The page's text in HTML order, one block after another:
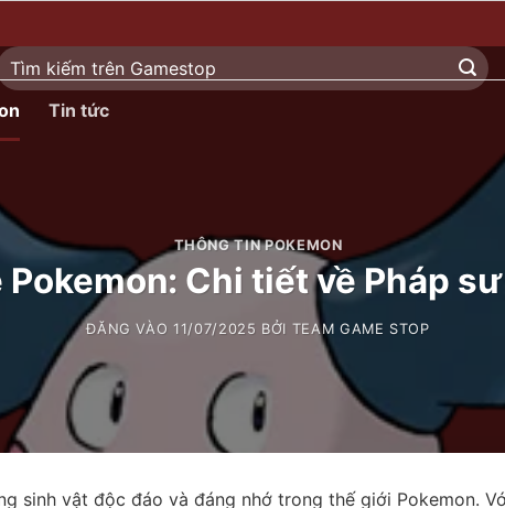
Tin tức
THÔNG TIN POKEMON
Pokemon: Chi tiết về Pháp
ĐĂNG VÀO11/07/2025 BỞI TEAM GAME STOP
sinh vật độc đáo và đáng nhớ trong thế giới Pokemon.